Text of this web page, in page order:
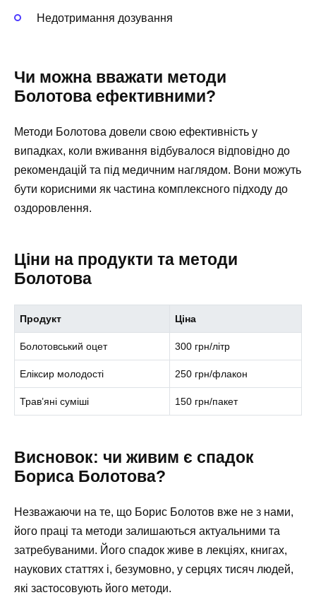
Недотримання дозування
Чи можна вважати методи
Болотова ефективними?
Методи Болотова довели свою ефективність у
випадках, коли вживання відбувалося відповідно до
рекомендацій та під медичним наглядом. Вони можуть
бути корисними як частина комплексного підходу до
оздоровлення.
Ціни на продукти та методи
Болотова
Продукт Ціна
Болотовський оцет 300 грн/літр
Еліксир молодості 250 грн/флакон
Трав’яні суміші 150 грн/пакет
Висновок: чи живим є спадок
Бориса Болотова?
Незважаючи на те, що Борис Болотов вже не з нами,
його праці та методи залишаються актуальними та
затребуваними. Його спадок живе в лекціях, книгах,
наукових статтях і, безумовно, у серцях тисяч людей,
які застосовують його методи.